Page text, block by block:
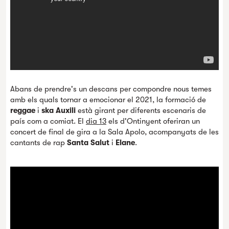
Abans de prendre's un descans per compondre nous temes
amb els quals tornar a emocionar el 2021, la formació de
reggae i ska Auxili està girant per diferents escenaris de
país com a comiat. El dia 13 els d'Ontinyent oferiran un
concert de final de gira a la Sala Apolo, acompanyats de les
cantants de rap Santa Salut i Elane.